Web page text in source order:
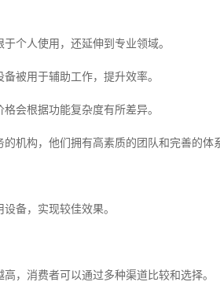
个人使用，还延伸到专业领域。
被用于辅助工作，提升效率。
会根据功能复杂度有所差异。
机构，他们拥有高素质的团队和完善的体
备，实现较佳效果。
，消费者可以通过多种渠道比较和选择。